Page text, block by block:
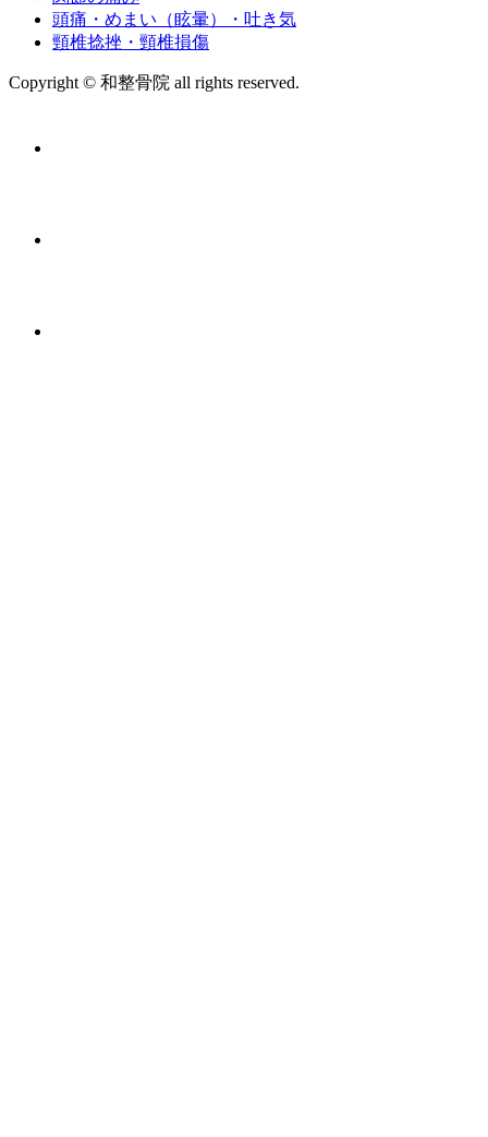
頭痛・めまい（眩暈）・吐き気
頸椎捻挫・頸椎損傷
Copyright © 和整骨院 all rights reserved.